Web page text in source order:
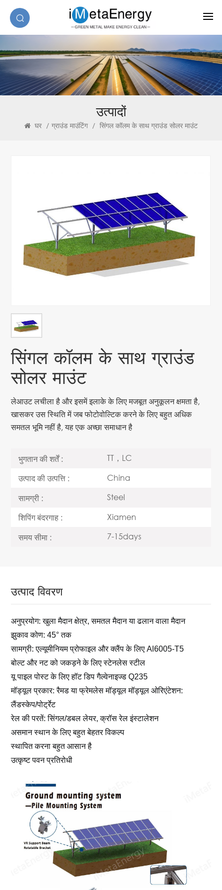
उत्पादों
घर / ग्राउंड माउंटिंग / सिंगल कॉलम के साथ ग्राउंड सोलर माउंट
सिंगल कॉलम के साथ ग्राउंड
सोलर माउंट
लेआउट लचीला है और इसमें इलाके के लिए मजबूत अनुकूलन क्षमता है,
खासकर उस स्थिति में जब फोटोवोल्टिक करने के लिए बहुत अधिक
समतल भूमि नहीं है, यह एक अच्छा समाधान है
भुगतान की शर्तें :
TT，LC
उत्पाद की उत्पत्ति :
China
सामग्री :
Steel
शिपिंग बंदरगाह :
Xiamen
समय सीमा :
7-15days
उत्पाद विवरण
अनुप्रयोग: खुला मैदान क्षेत्र, समतल मैदान या ढलान वाला मैदान
झुकाव कोण: 45° तक
सामग्री: एल्यूमीनियम प्रोफाइल और क्लैंप के लिए Al6005-T5
बोल्ट और नट को जकड़ने के लिए स्टेनलेस स्टील
यू पाइल पोस्ट के लिए हॉट डिप गैल्वेनाइज्ड Q235
मॉड्यूल प्रकार: रैमड या फ्रेमलेस मॉड्यूल मॉड्यूल ओरिएंटेशन:
लैंडस्केप/पोर्ट्रेट
रेल की परतें:सिंगल/डबल लेयर, क्रॉस रेल इंस्टालेशन
असमान स्थान के लिए बहुत बेहतर विकल्प
स्थापित करना बहुत आसान है
उत्कृष्ट पवन प्रतिरोधी